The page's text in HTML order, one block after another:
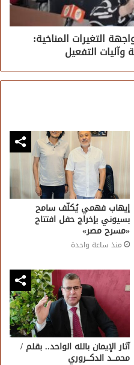
التغيرات المناخية:
وآليات التفعيل
إيهاب فهمي يُكلّف سامح
بسيوني بإخراج حفل افتتاح
«مسرح مصر»
منذ ساعة واحدة
آثار الإيمان بالله الواحد.. بقلم /
محمـــد الدكـــروري